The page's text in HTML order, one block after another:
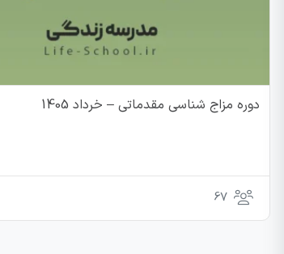
دوره مزاج شناسی مقدماتی – خرداد 1405
67